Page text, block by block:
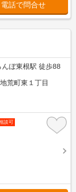
電話で問合せ
ぼ東根駅 徒歩88
荒町東１丁目
談可